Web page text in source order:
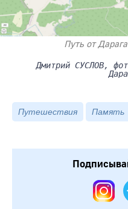
Путь от
Дмитрий СУСЛОВ,
Путешествия Память